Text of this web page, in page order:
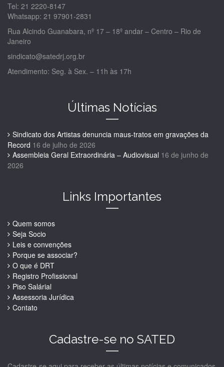
Tel: 21 2220-8147
Whatsapp: 21 97901-2831
Rua Alcindo Guanabara, nº 17 – 18º andar – Centro – Rio de
Janeiro
sindicato@satedrj.org.br
Atendimento: Seg. à Sex. – 11h às 17h
Últimas Notícias
Sindicato dos Artistas denuncia maus-tratos em gravações da
Record 16 de julho de 2026
Assembleia Geral Extraordinária – Audiovisual 16 de junho de
2026
Links Importantes
Quem somos
Seja Socio
Leis e convenções
Porque se associar?
O que é DRT
Registro Profissional
Piso Salárial
Assessoria Jurídica
Contato
Cadastre-se no SATED